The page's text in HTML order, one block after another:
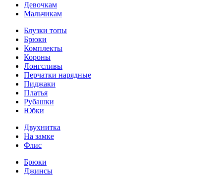
Девочкам
Мальчикам
Блузки топы
Брюки
Комплекты
Короны
Лонгсливы
Перчатки нарядные
Пиджаки
Платья
Рубашки
Юбки
Двухнитка
На замке
Флис
Брюки
Джинсы